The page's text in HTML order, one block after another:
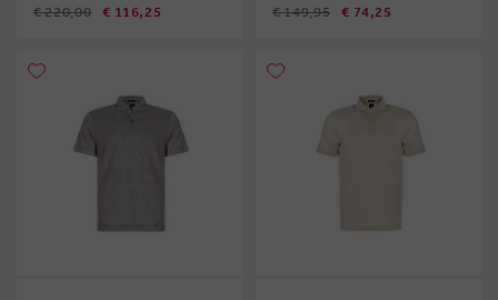
€ 220,00 € 116,25 € 149,95 € 74,25